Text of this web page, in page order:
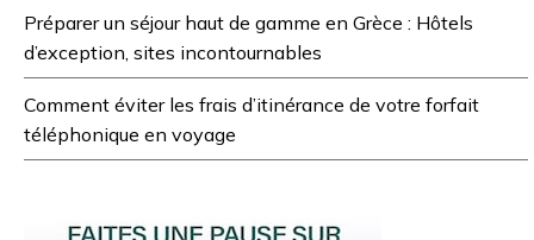
Préparer un séjour haut de gamme en Grèce : Hôtels
d’exception, sites incontournables
Comment éviter les frais d’itinérance de votre forfait
téléphonique en voyage